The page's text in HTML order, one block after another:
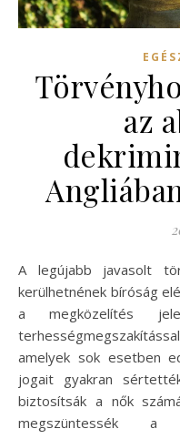
az
A legújabb javasolt törvények szerint a nők sosem
kerülhetnének bíróság
a megközelítés
amelyek sok esetben
jogait gyakran
biztosítsák a nők
megszüntessék